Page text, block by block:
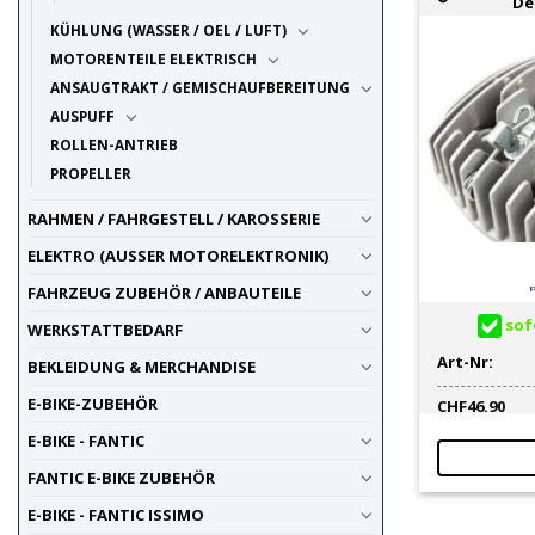
KÜHLUNG (WASSER / OEL / LUFT)
MOTORENTEILE ELEKTRISCH
ANSAUGTRAKT / GEMISCHAUFBEREITUNG
AUSPUFF
ROLLEN-ANTRIEB
PROPELLER
RAHMEN / FAHRGESTELL / KAROSSERIE
ELEKTRO (AUSSER MOTORELEKTRONIK)
FAHRZEUG ZUBEHÖR / ANBAUTEILE
WERKSTATTBEDARF
BEKLEIDUNG & MERCHANDISE
E-BIKE-ZUBEHÖR
E-BIKE - FANTIC
FANTIC E-BIKE ZUBEHÖR
E-BIKE - FANTIC ISSIMO
Art-Nr:
CHF46.90